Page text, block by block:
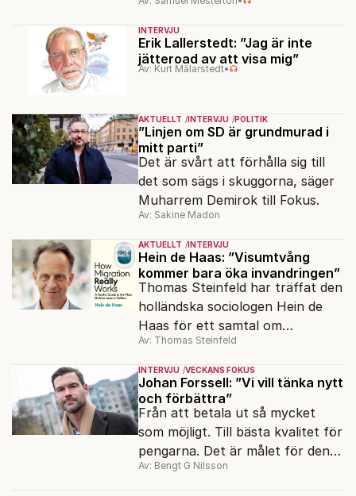
sjöjungfruhistoria ”Sommaren
1985” korsas Saltkråkan med
Stephen King.
INTERVJU
Erik Lallerstedt: ”Jag är inte
jätteroad av att visa mig”
Av: Kurt Mälarstedt•
AKTUELLT INTERVJU POLITIK
”Linjen om SD är grundmurad i
mitt parti”
Det är svårt att förhålla sig till
det som sägs i skuggorna, säger
Muharrem Demirok till Fokus.
Av: Sakine Madon
AKTUELLT INTERVJU
Hein de Haas: ”Visumtvång
kommer bara öka invandringen”
Thomas Steinfeld har träffat den
holländska sociologen Hein de
Haas för ett samtal om
migrationens myter.
Av: Thomas Steinfeld
INTERVJU VECKANS FOKUS
Johan Forssell: ”Vi vill tänka nytt
och förbättra”
Från att betala ut så mycket
som möjligt. Till bästa kvalitet för
pengarna. Det är målet för den
nya biståndspolitiken, enligt
Av: Bengt G Nilsson